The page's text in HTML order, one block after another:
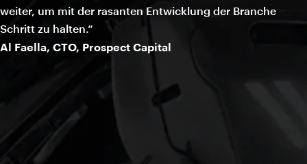
weiter, um mit der rasanten Entwicklung der Branche
Schritt zu halten.“
Al Faella, CTO, Prospect Capital